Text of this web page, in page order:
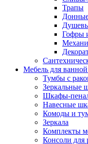
Трапы
Гофры
Мебель для
Тумбы с
Зеркальные
Шкафы-
Навесные
Комоды и
Зеркала
Комплекты
Консоли для